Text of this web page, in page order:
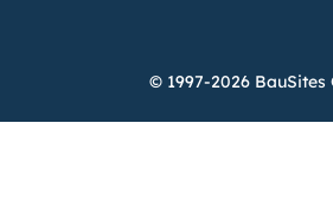
© 1997-2026 BauSites